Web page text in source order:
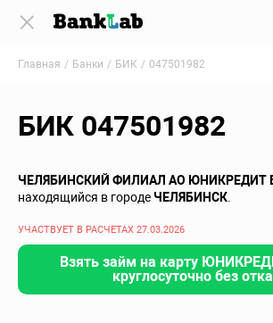
Главная Банки БИК 047501982
БИК 047501982
ЧЕЛЯБИНСКИЙ ФИЛИАЛ АО ЮНИКРЕДИТ
находящийся в городе ЧЕЛЯБИНСК
УЧАСТВУЕТ В РАСЧЕТАХ 27.03.2026
Взять займ на карту
круглосуточно без